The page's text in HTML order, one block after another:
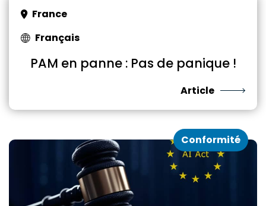
France
Français
PAM en panne : Pas de panique !
Article
Conformité